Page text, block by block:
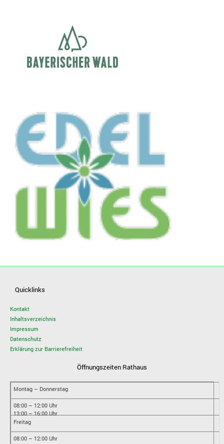
Quicklinks
Kontakt
Inhaltsverzeichnis
Impressum
Datenschutz
Erklärung zur Barrierefreiheit
Öffnungszeiten Rathaus
Montag – Donnerstag
08:00 – 12:00 Uhr
13:00 – 16:00 Uhr
Freitag
08:00 – 12:00 Uhr